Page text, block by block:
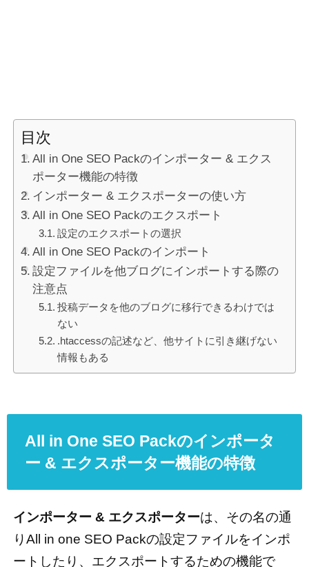
目次
All in One SEO Packのインポーター & エクス
ポーター機能の特徴
インポーター & エクスポーターの使い方
All in One SEO Packのエクスポート
設定のエクスポートの選択
All in One SEO Packのインポート
設定ファイルを他ブログにインポートする際の
注意点
投稿データを他のブログに移行できるわけでは
ない
.htaccessの記述など、他サイトに引き継げない
情報もある
All in One SEO Packのインポータ
ー & エクスポーター機能の特徴
インポーター & エクスポーターは、その名の通
りAll in one SEO Packの設定ファイルをインポ
ートしたり、エクスポートするための機能で